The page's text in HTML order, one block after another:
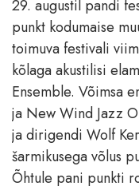
29. augustil pandi
punkt kodumaise
toimuva festivali
kõlaga akustilisi
Ensemble. Võimsa
ja New Wind Jazz
ja dirigendi Wolf
šarmikusega võlus
Õhtule pani punkti